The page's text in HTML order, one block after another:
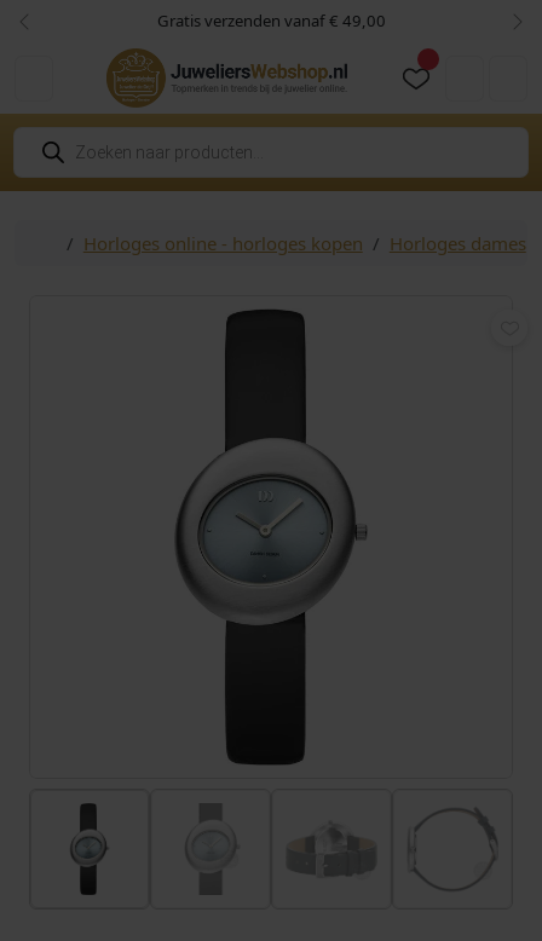
Skip to content
Skip to footer Gratis verzenden vanaf € 49,00
Vorige
P
o
d
HomeHorloges online - horloges kopen Horloges dames